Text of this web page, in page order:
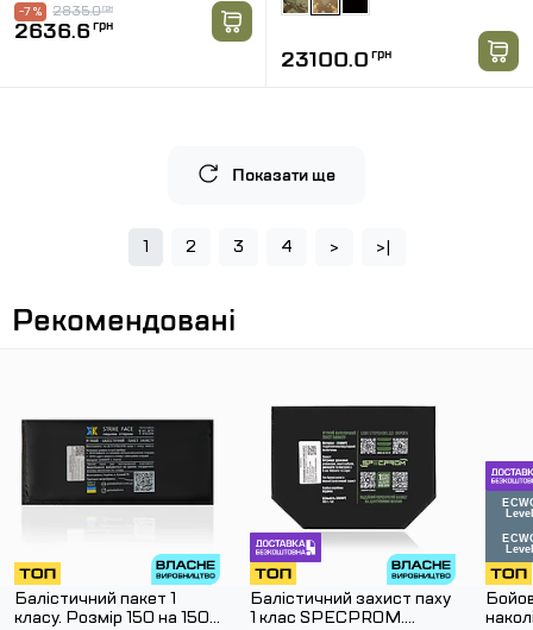
2835.0грн
-7 %
2636.6 грн
23100.0 грн
Показати ще
1 2 3 4 > >|
Рекомендовані
Балістичний пакет 1
класу. Розмір 150 на 150
Балістичний захист паху
1 клас SPECPROM.